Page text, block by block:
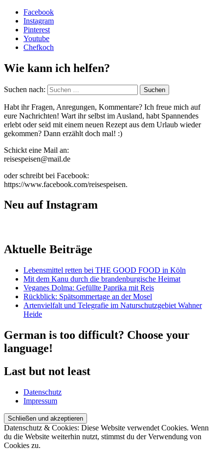
Facebook
Instagram
Pinterest
Youtube
Chefkoch
Wie kann ich helfen?
Suchen nach:
Habt ihr Fragen, Anregungen, Kommentare? Ich freue mich auf
eure Nachrichten! Wart ihr selbst im Ausland, habt Spannendes
erlebt oder seid mit einem neuen Rezept aus dem Urlaub wieder
gekommen? Dann erzählt doch mal! :)
Schickt eine Mail an:
reisespeisen@mail.de
oder schreibt bei Facebook:
https://www.facebook.com/reisespeisen.
Neu auf Instagram
Aktuelle Beiträge
Lebensmittel retten bei THE GOOD FOOD in Köln
Mit dem Kanu durch die brandenburgische Heimat
Veganes Dolma: Gefüllte Paprika mit Reis
Rückblick: Spätsommertage an der Mosel
Artenvielfalt und Telegrafie im Naturschutzgebiet Wahner
Heide
German is too difficult? Choose your
language!
Last but not least
Datenschutz
Impressum
Datenschutz & Cookies: Diese Website verwendet Cookies. Wenn
du die Website weiterhin nutzt, stimmst du der Verwendung von
Cookies zu.